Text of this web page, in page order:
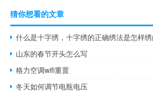
猜你想看的文章
什么是十字绣，十字绣的正确绣法是怎样绣
山东的春节开头怎么写
格力空调wifi重置
冬天如何调节电瓶电压